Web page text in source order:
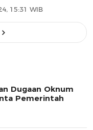
15:31 WIB
Dugaan Oknum
Pemerintah